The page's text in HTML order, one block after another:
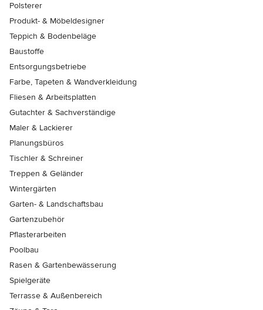
Polsterer
Produkt- & Möbeldesigner
Teppich & Bodenbeläge
Baustoffe
Entsorgungsbetriebe
Farbe, Tapeten & Wandverkleidung
Fliesen & Arbeitsplatten
Gutachter & Sachverständige
Maler & Lackierer
Planungsbüros
Tischler & Schreiner
Treppen & Geländer
Wintergärten
Garten- & Landschaftsbau
Gartenzubehör
Pflasterarbeiten
Poolbau
Rasen & Gartenbewässerung
Spielgeräte
Terrasse & Außenbereich